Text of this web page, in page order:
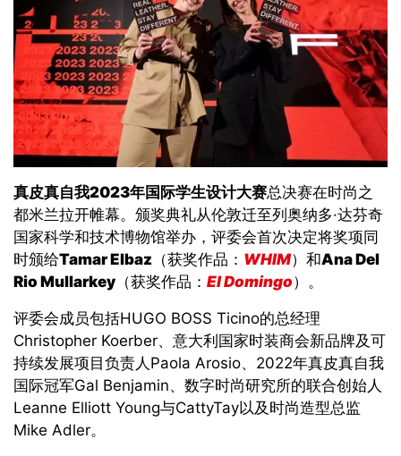
真皮真自我2023年国际学生设计大赛总决赛在时尚之
都米兰拉开帷幕。颁奖典礼从伦敦迁至列奥纳多·达芬奇
国家科学和技术博物馆举办，评委会首次决定将奖项同
时颁给Tamar Elbaz （获奖作品： WHIM）和Ana Del
Rio Mullarkey （获奖作品： El Domingo）。
评委会成员包括HUGO BOSS Ticino的总经理
Christopher Koerber、意大利国家时装商会新品牌及可
持续发展项目负责人Paola Arosio、2022年真皮真自我
国际冠军Gal Benjamin、数字时尚研究所的联合创始人
Leanne Elliott Young与CattyTay以及时尚造型总监
Mike Adler。